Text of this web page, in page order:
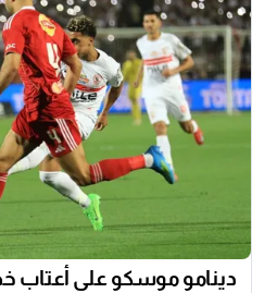
دينامو موسكو على